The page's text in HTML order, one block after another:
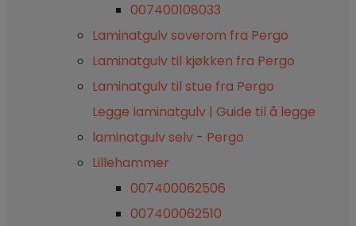
007400108033
Laminatgulv soverom fra Pergo
Laminatgulv til kjøkken fra Pergo
Laminatgulv til stue fra Pergo
Legge laminatgulv | Guide til å legge
laminatgulv selv - Pergo
Lillehammer
007400062506
007400062510